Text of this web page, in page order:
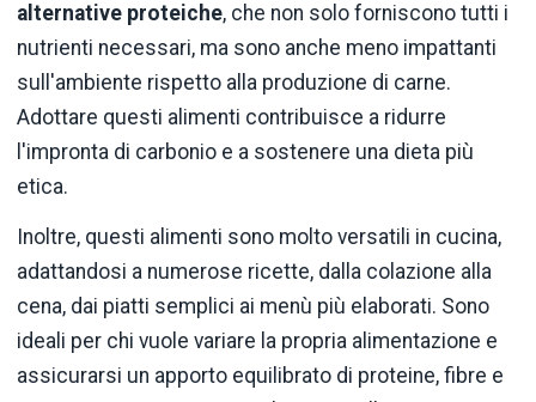
alternative proteiche, che non solo forniscono tutti i
nutrienti necessari, ma sono anche meno impattanti
sull'ambiente rispetto alla produzione di carne.
Adottare questi alimenti contribuisce a ridurre
l'impronta di carbonio e a sostenere una dieta più
etica.
Inoltre, questi alimenti sono molto versatili in cucina,
adattandosi a numerose ricette, dalla colazione alla
cena, dai piatti semplici ai menù più elaborati. Sono
ideali per chi vuole variare la propria alimentazione e
assicurarsi un apporto equilibrato di proteine, fibre e